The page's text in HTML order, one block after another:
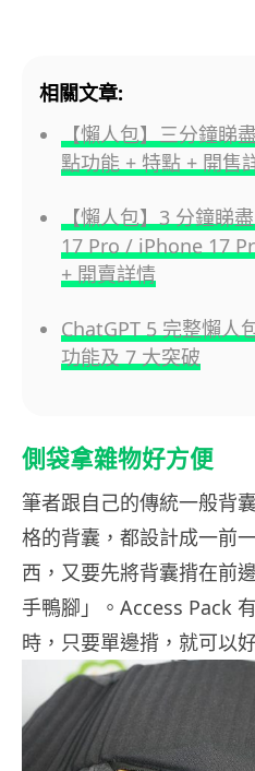
相關文章:
【懶人包】三分鐘睇
點功能 + 特點 + 開售
【懶人包】3 分鐘睇
17 Pro / iPhone 17
+ 開賣詳情
ChatGPT 5 完整懶人
功能及 7 大突破
側袋拿雜物好方便
筆者跟自己的傳統一般背
格的背囊，都設計成一前
西，又要先將背囊揹在前
手鴨腳」。Access Pack
時，只要單邊揹，就可以